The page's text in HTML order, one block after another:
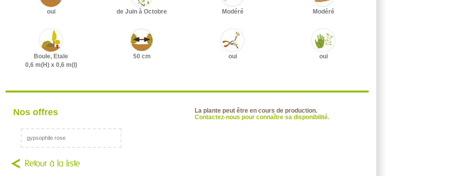
oui de Juin à Octobre Modéré Modéré
Boule, Etale
0,6 m(H) x 0,6 m(l)
50 cm oui oui
Nos offres
La plante peut être en cours de production.
Contactez-nous pour connaître sa disponibilité.
gypsophile rose
Retour à la liste